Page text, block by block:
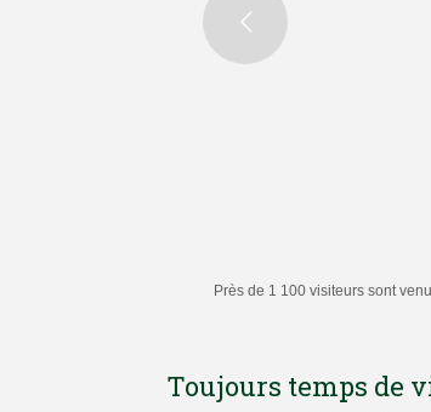
Près de 1 100 visiteurs sont
Toujours temps de